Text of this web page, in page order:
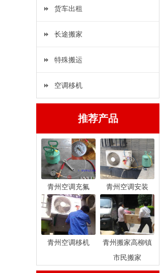
货车出租
长途搬家
特殊搬运
空调移机
推荐产品
青州空调充氟 青州空调安装
青州空调移机
青州搬家高柳镇
市民搬家